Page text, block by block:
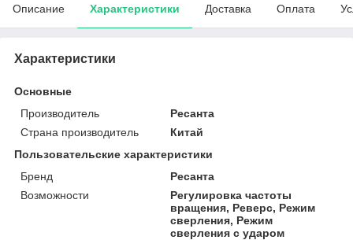
Описание Характеристики Доставка Оплата
Характеристики
Основные
Производитель
Ресанта
Страна производитель
Китай
Пользовательские характеристики
Бренд
Ресанта
Возможности
Регулировка частоты
вращения, Реверс, Режим
сверления, Режим
сверления с ударом